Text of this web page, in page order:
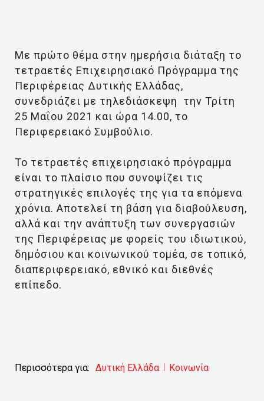
Mε πρώτο θέμα στην ημερήσια διάταξη το
τετραετές Επιχειρησιακό Πρόγραμμα της
Περιφέρειας Δυτικής Ελλάδας,
συνεδριάζει με τηλεδιάσκεψη την Τρίτη
25 Μαΐου 2021 και ώρα 14.00, το
Περιφερειακό Συμβούλιο.
Το τετραετές επιχειρησιακό πρόγραμμα
είναι το πλαίσιο που συνοψίζει τις
στρατηγικές επιλογές της για τα επόμενα
χρόνια. Αποτελεί τη βάση για διαβούλευση,
αλλά και την ανάπτυξη των συνεργασιών
της Περιφέρειας με φορείς του ιδιωτικού,
δημόσιου και κοινωνικού τομέα, σε τοπικό,
διαπεριφερειακό, εθνικό και διεθνές
επίπεδο.
Περισσότερα για: Δυτική Ελλάδα Κοινωνία